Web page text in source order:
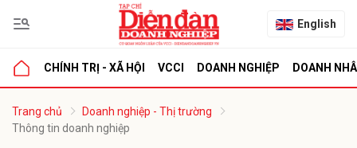
English
CHÍNH TRỊ - XÃ HỘI VCCI DOANH NGHIỆP DOANH
Trang chủ
Doanh nghiệp - Thị trường
Thông tin doanh nghiệp
luận